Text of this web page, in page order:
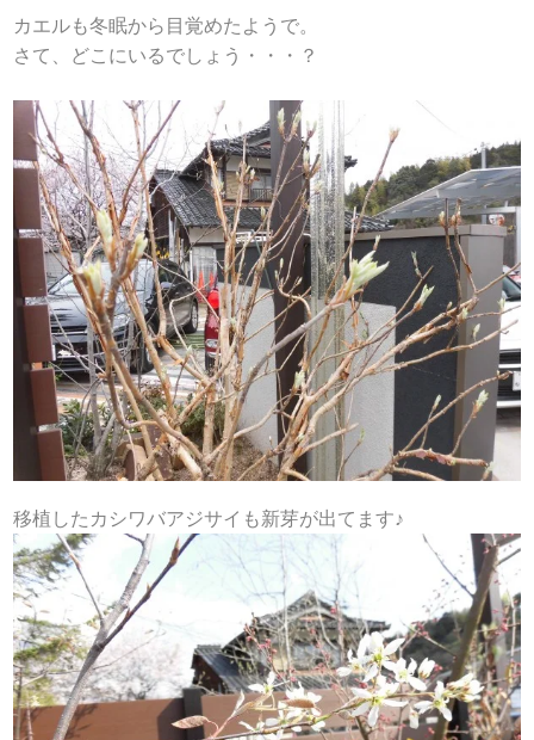
カエルも冬眠から目覚めたようで。
さて、どこにいるでしょう・・・？
移植したカシワバアジサイも新芽が出てます♪